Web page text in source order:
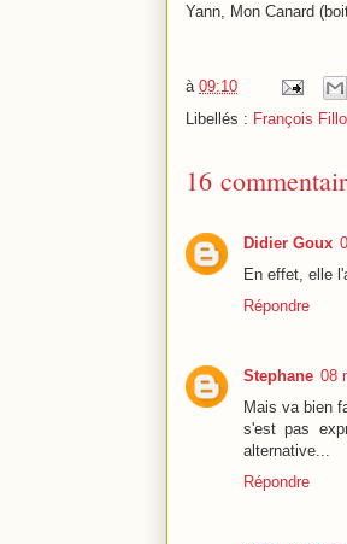
Yann, Mon Canard
à 09:10
Libellés : François
16
Didier Goux
En effet, elle
Répondre
Stephane 08
Mais va bien
s'est pas
alternative...
Répondre